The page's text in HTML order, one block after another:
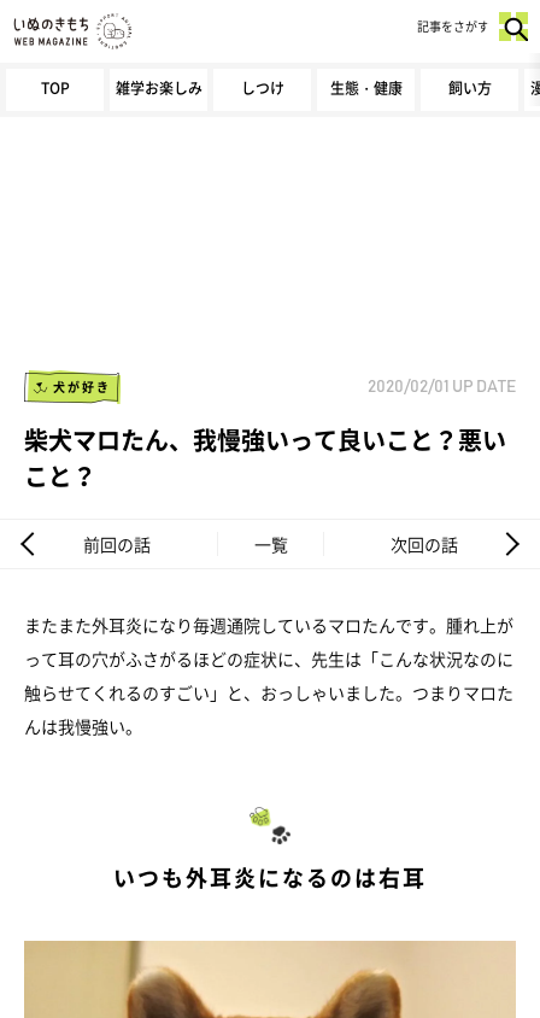
TOP 雑学お楽しみ しつけ 生態・健康 飼い方
記事をさがす
犬が好き 2020/02/01 UP DATE
柴犬マロたん、我慢強いって良いこと？悪い
こと？
前回の話 一覧 次回の話
またまた外耳炎になり毎週通院しているマロたんです。腫れ上が
って耳の穴がふさがるほどの症状に、先生は「こんな状況なのに
触らせてくれるのすごい」と、おっしゃいました。つまりマロた
んは我慢強い。
いつも外耳炎になるのは右耳